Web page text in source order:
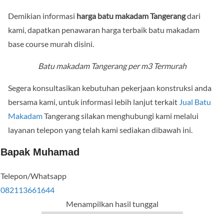
Demikian informasi harga batu makadam Tangerangdari
kami, dapatkan penawaran harga terbaik batu makadam
base course murah disini.
Batu makadam Tangerang per m3 Termurah
Segera konsultasikan kebutuhan pekerjaan konstruksi anda
bersama kami, untuk informasi lebih lanjut terkait Jual Batu
MakadamTangerang silakan menghubungi kami melalui
layanan telepon yang telah kami sediakan dibawah ini.
Bapak Muhamad
Telepon/Whatsapp
082113661644
Menampilkan hasil tunggal